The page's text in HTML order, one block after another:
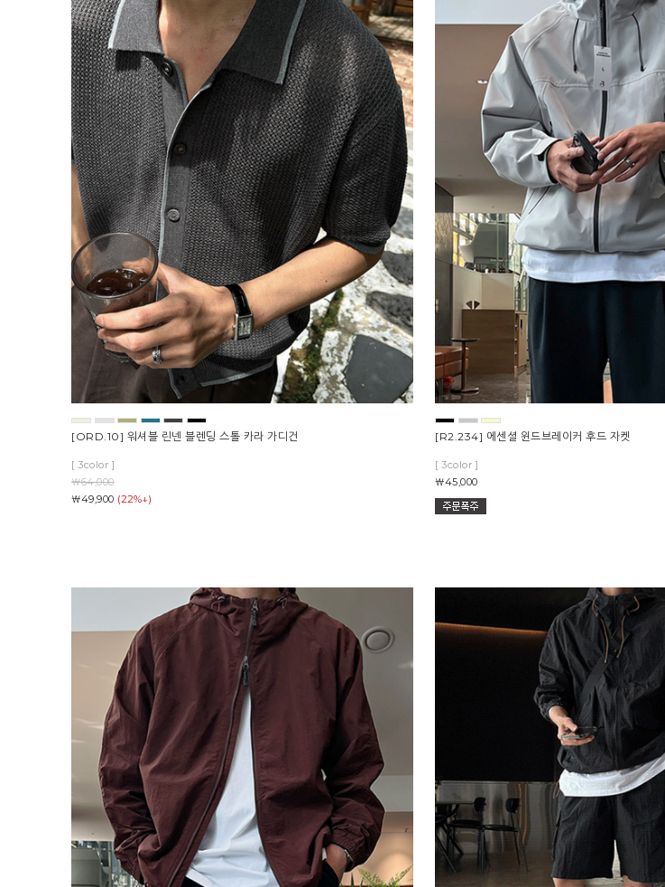
[ORD.10] 워셔블 린넨 블렌딩 스톨 카라 가디건
[ 3color ]
￦64,000
￦49,900 (22%↓)
[R2.234] 에센셜 윈드브레이커 후드 자켓
[ 3color ]
￦45,000